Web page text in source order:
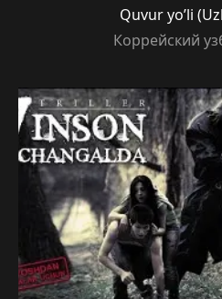
Quvur yo’li
Коррейский